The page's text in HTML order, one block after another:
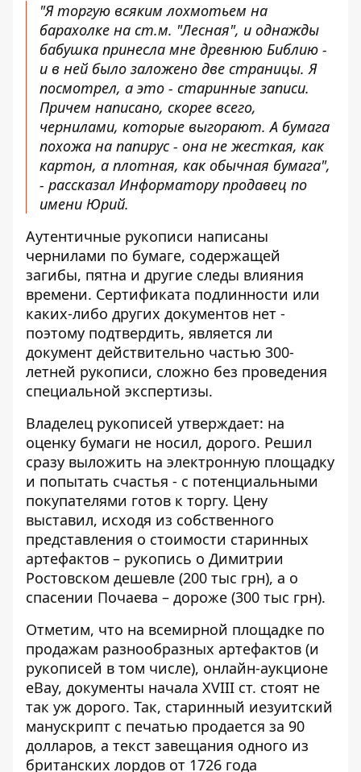
"Я торгую всяким лохмотьем на
барахолке на ст.м. "Лесная", и однажды
бабушка принесла мне древнюю Библию -
и в ней было заложено две страницы. Я
посмотрел, а это - старинные записи.
Причем написано, скорее всего,
чернилами, которые выгорают. А бумага
похожа на папирус - она ​​не жесткая, как
картон, а плотная, как обычная бумага",
- рассказал Информатору продавец по
имени Юрий.
Аутентичные рукописи написаны
чернилами по бумаге, содержащей
загибы, пятна и другие следы влияния
времени. Сертификата подлинности или
каких-либо других документов нет -
поэтому подтвердить, является ли
документ действительно частью 300-
летней рукописи, сложно без проведения
специальной экспертизы.
Владелец рукописей утверждает: на
оценку бумаги не носил, дорого. Решил
сразу выложить на электронную площадку
и попытать счастья - с потенциальными
покупателями готов к торгу. Цену
выставил, исходя из собственного
представления о стоимости старинных
артефактов – рукопись о Димитрии
Ростовском дешевле (200 тыс грн), а о
спасении Почаева – дороже (300 тыс грн).
Отметим, что на всемирной площадке по
продажам разнообразных артефактов (и
рукописей в том числе), онлайн-аукционе
eBay, документы начала XVIII ст. стоят не
так уж дорого. Так, старинный иезуитский
манускрипт с печатью продается за 90
долларов, а текст завещания одного из
британских лордов от 1726 года